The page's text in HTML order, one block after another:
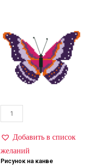
Добавить в список
желаний
Рисунок на канве